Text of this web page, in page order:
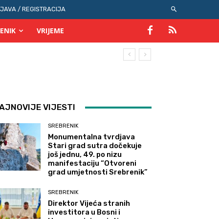
/ REGISTRACIJA
VRIJEME
VIJESTI
SREBRENIK
Monumentalna tvrdjava
Stari grad sutra dočekuje
još jednu, 49. po nizu
manifestaciju “Otvoreni
grad umjetnosti Srebrenik”
SREBRENIK
Direktor Vijeća stranih
investitora u Bosni i